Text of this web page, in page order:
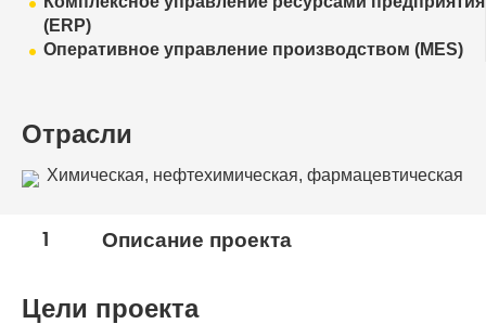
(ERP)
Оперативное управление производством (MES)
Отрасли
Химическая, нефтехимическая, фармацевтическая
1 Описание проекта
Цели проекта